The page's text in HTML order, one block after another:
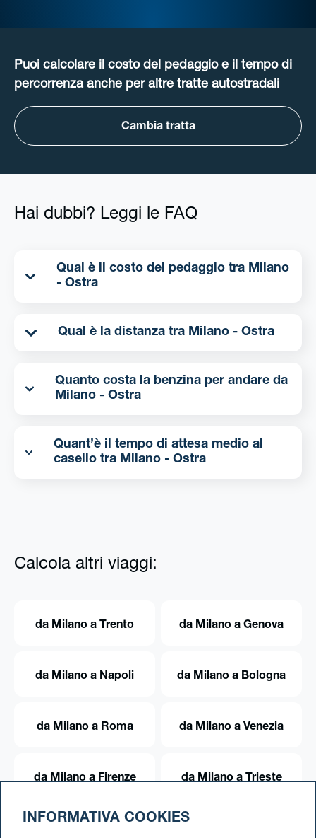
Puoi calcolare il costo del pedaggio e il tempo di
percorrenza anche per altre tratte autostradali
Cambia tratta
Hai dubbi? Leggi le FAQ
Qual è il costo del pedaggio tra Milano
- Ostra
Qual è la distanza tra Milano - Ostra
Quanto costa la benzina per andare da
Milano - Ostra
Quant’è il tempo di attesa medio al
casello tra Milano - Ostra
Calcola altri viaggi:
da Milano a Trento da Milano a Genova
da Milano a Napoli da Milano a Bologna
da Milano a Roma da Milano a Venezia
da Milano a Firenze da Milano a Trieste
INFORMATIVA COOKIES